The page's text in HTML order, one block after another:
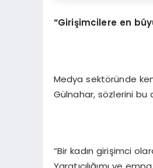
“Girişimcilere en
Medya sektöründe
Gülnahar, sözlerini bu
“Bir kadın girişimci